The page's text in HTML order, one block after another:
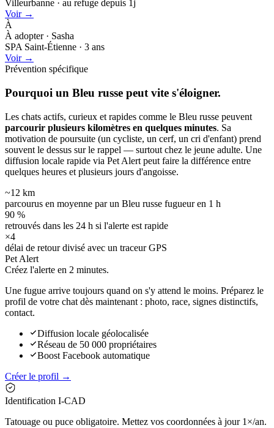
Villeurbanne · au refuge depuis 1j
Voir →
À
À adopter · Sasha
SPA Saint-Étienne · 3 ans
Voir →
Prévention spécifique
Pourquoi un Bleu russe peut vite s'éloigner.
Les chats actifs, curieux et rapides comme le Bleu russe peuvent
parcourir plusieurs kilomètres en quelques minutes. Sa
motivation de poursuite (un cycliste, un cerf, un cri d'enfant) prend
souvent le dessus sur le rappel — surtout chez le jeune adulte. Une
diffusion locale rapide via Pet Alert peut faire la différence entre
quelques heures et plusieurs jours d'angoisse.
~12 km
parcourus en moyenne par un Bleu russe fugueur en 1 h
90 %
retrouvés dans les 24 h si l'alerte est rapide
×4
délai de retour divisé avec un traceur GPS
Pet Alert
Créez l'alerte en 2 minutes.
Une fugue arrive toujours quand on s'y attend le moins. Préparez le
profil de votre chat dès maintenant : photo, race, signes distinctifs,
contact.
Diffusion locale géolocalisée
Réseau de 50 000 propriétaires
Boost Facebook automatique
Créer le profil →
Identification I-CAD
Tatouage ou puce obligatoire. Mettez vos coordonnées à jour 1×/an.